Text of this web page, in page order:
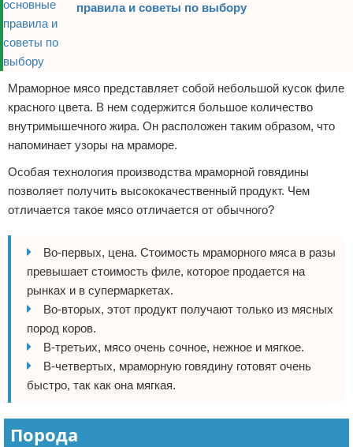
правила и советы по выбору
Мраморное мясо представляет собой небольшой кусок филе
красного цвета. В нем содержится большое количество
внутримышечного жира. Он расположен таким образом, что
напоминает узоры на мраморе.
Особая технология производства мраморной говядины
позволяет получить высококачественный продукт. Чем
отличается такое мясо отличается от обычного?
Во-первых, цена. Стоимость мраморного мяса в разы
превышает стоимость филе, которое продается на
рынках и в супермаркетах.
Во-вторых, этот продукт получают только из мясных
пород коров.
В-третьих, мясо очень сочное, нежное и мягкое.
В-четвертых, мраморную говядину готовят очень
быстро, так как она мягкая.
Порода